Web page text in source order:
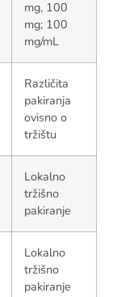
mg, 100
mg; 100
mg/mL
Različita
pakiranja
ovisno o
tržištu
Lokalno
tržišno
pakiranje
Lokalno
tržišno
pakiranje